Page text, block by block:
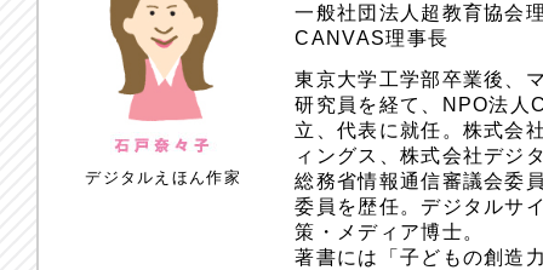
デジタルえほん作家
一般社団法人超教育協会
CANVAS理事長
東京大学工学部卒業後、
研究員を経て、NPO法人
立、代表に就任。株式会
ィングス、株式会社デジ
総務省情報通信審議会委
委員を歴任。デジタルサ
策・メディア博士。
著書には「子どもの創造